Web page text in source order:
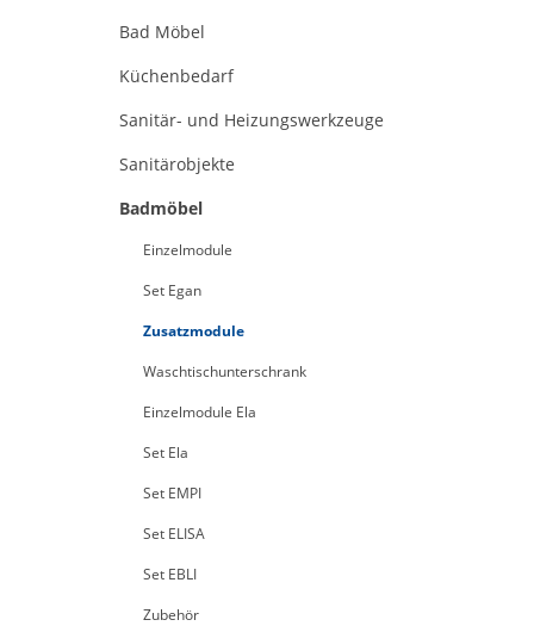
Bad Möbel
Küchenbedarf
Sanitär- und Heizungswerkzeuge
Sanitärobjekte
Badmöbel
Einzelmodule
Set Egan
Zusatzmodule
Waschtischunterschrank
Einzelmodule Ela
Set Ela
Set EMPI
Set ELISA
Set EBLI
Zubehör